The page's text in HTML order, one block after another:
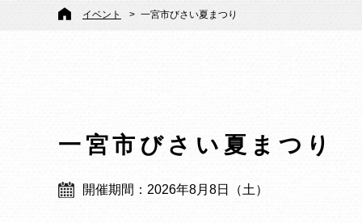
イベント > 一宮市びさい夏まつり
一宮市びさい夏まつり
開催期間：2026年8月8日（土）